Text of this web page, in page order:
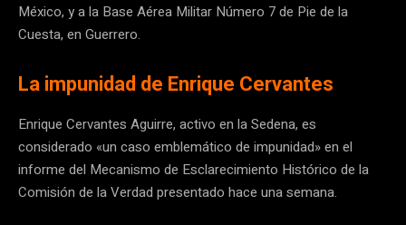
México, y a la Base Aérea Militar Número 7 de Pie de la
Cuesta, en Guerrero.
La impunidad de Enrique Cervantes
Enrique Cervantes Aguirre, activo en la Sedena, es
considerado «un caso emblemático de impunidad» en el
informe del Mecanismo de Esclarecimiento Histórico de la
Comisión de la Verdad presentado hace una semana.